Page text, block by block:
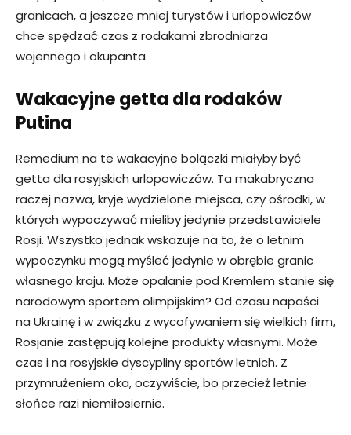
granicach, a jeszcze mniej turystów i urlopowiczów
chce spędzać czas z rodakami zbrodniarza
wojennego i okupanta.
Wakacyjne getta dla rodaków
Putina
Remedium na te wakacyjne bolączki miałyby być
getta dla rosyjskich urlopowiczów. Ta makabryczna
raczej nazwa, kryje wydzielone miejsca, czy ośrodki, w
których wypoczywać mieliby jedynie przedstawiciele
Rosji. Wszystko jednak wskazuje na to, że o letnim
wypoczynku mogą myśleć jedynie w obrębie granic
własnego kraju. Może opalanie pod Kremlem stanie się
narodowym sportem olimpijskim? Od czasu napaści
na Ukrainę i w związku z wycofywaniem się wielkich firm,
Rosjanie zastępują kolejne produkty własnymi. Może
czas i na rosyjskie dyscypliny sportów letnich. Z
przymrużeniem oka, oczywiście, bo przecież letnie
słońce razi niemiłosiernie.